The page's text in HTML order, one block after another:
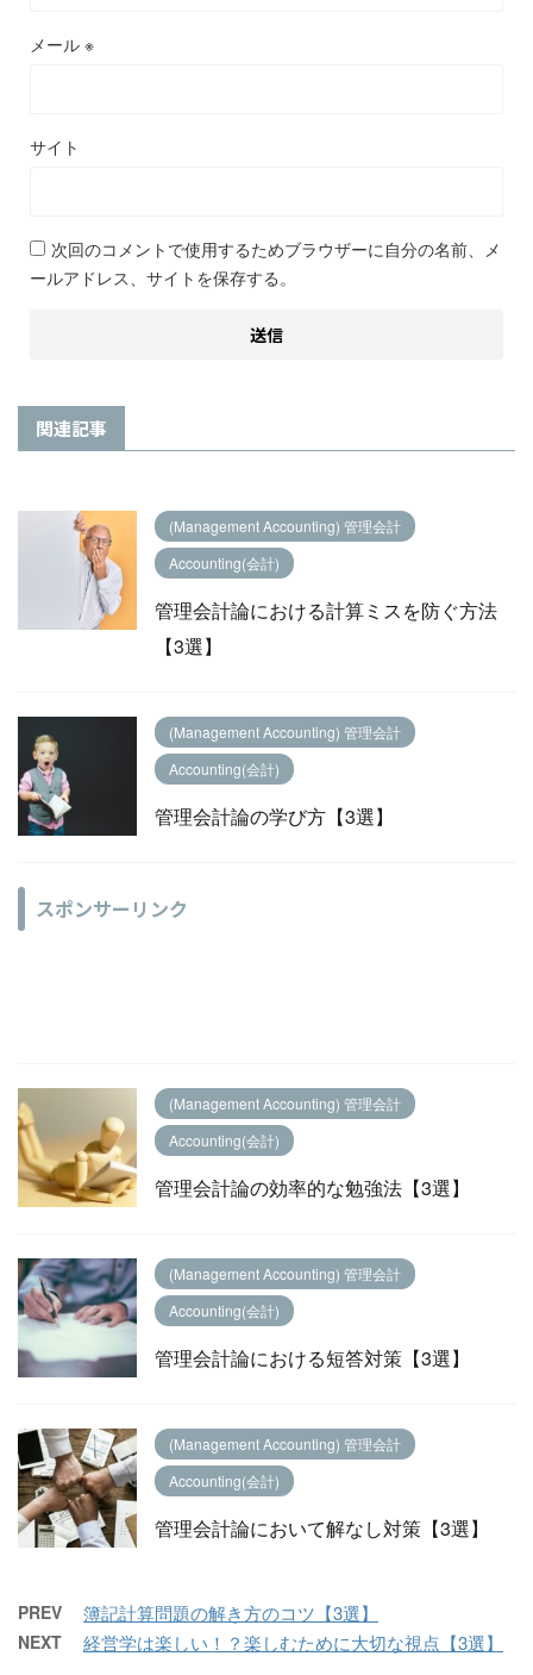
メール ※
サイト
次回のコメントで使用するためブラウザーに自分の名前、メ
ールアドレス、サイトを保存する。
関連記事
(Management Accounting) 管理会計
Accounting(会計)
管理会計論における計算ミスを防ぐ方法
【3選】
(Management Accounting) 管理会計
Accounting(会計)
管理会計論の学び方【3選】
スポンサーリンク
(Management Accounting) 管理会計
Accounting(会計)
管理会計論の効率的な勉強法【3選】
(Management Accounting) 管理会計
Accounting(会計)
管理会計論における短答対策【3選】
(Management Accounting) 管理会計
Accounting(会計)
管理会計論において解なし対策【3選】
PREV 簿記計算問題の解き方のコツ【3選】
NEXT 経営学は楽しい！？楽しむために大切な視点【3選】